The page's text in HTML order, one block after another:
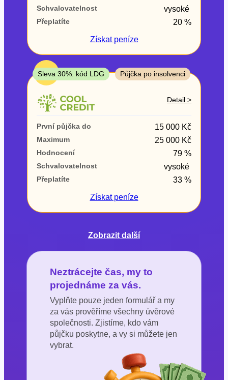
ano
V hotovosti
ano
ne
Schvalovatelnost vysoké
Přeplatíte
20 %
Získatpeníze
TOP
Sleva 30%: kód LDG Půjčka po insolvenci
Detail >
První půjčka do 15 000 Kč
Maximum 25 000 Kč
Hodnocení 79 %
Schvalovatelnost vysoké
Přeplatíte
33 %
Získatpeníze
Zobrazit další
Neztrácejte čas, my to
projednáme za vás.
Vyplňte pouze jeden formulář a my
za vás prověříme všechny úvěrové
společnosti. Zjistíme, kdo vám
půjčku poskytne, a vy si můžete jen
vybrat.